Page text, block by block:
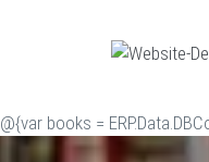
@{var books =